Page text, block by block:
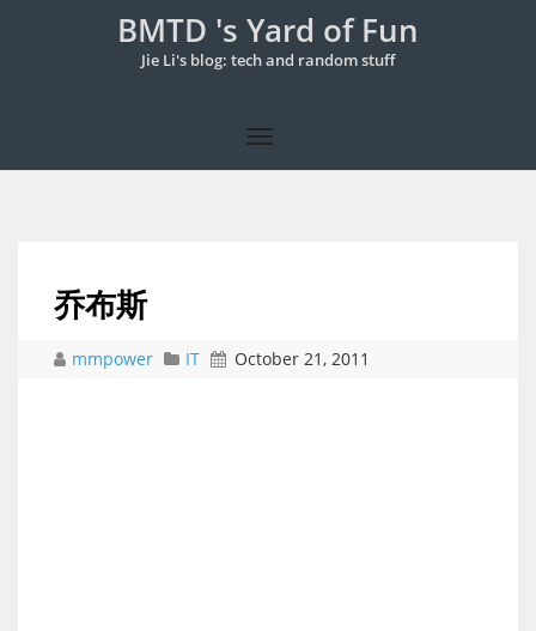
BMTD 's Yard of Fun
Jie Li's blog: tech and random stuff
乔布斯
mmpower IT October 21, 2011